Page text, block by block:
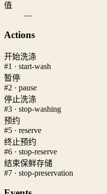
值
—
Actions
开始洗涤
#1 · start-wash
暂停
#2 · pause
停止洗涤
#3 · stop-washing
预约
#5 · reserve
终止预约
#6 · stop-reserve
结束保鲜存储
#7 · stop-preservation